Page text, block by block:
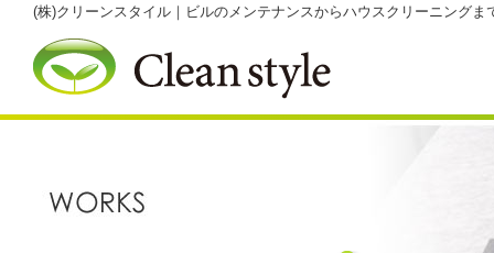
(株)クリーンスタイル｜ビルのメンテナンスからハウスクリーニング